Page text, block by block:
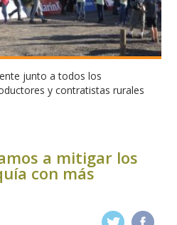
junto a todos los
y contratistas rurales
a mitigar los
con más